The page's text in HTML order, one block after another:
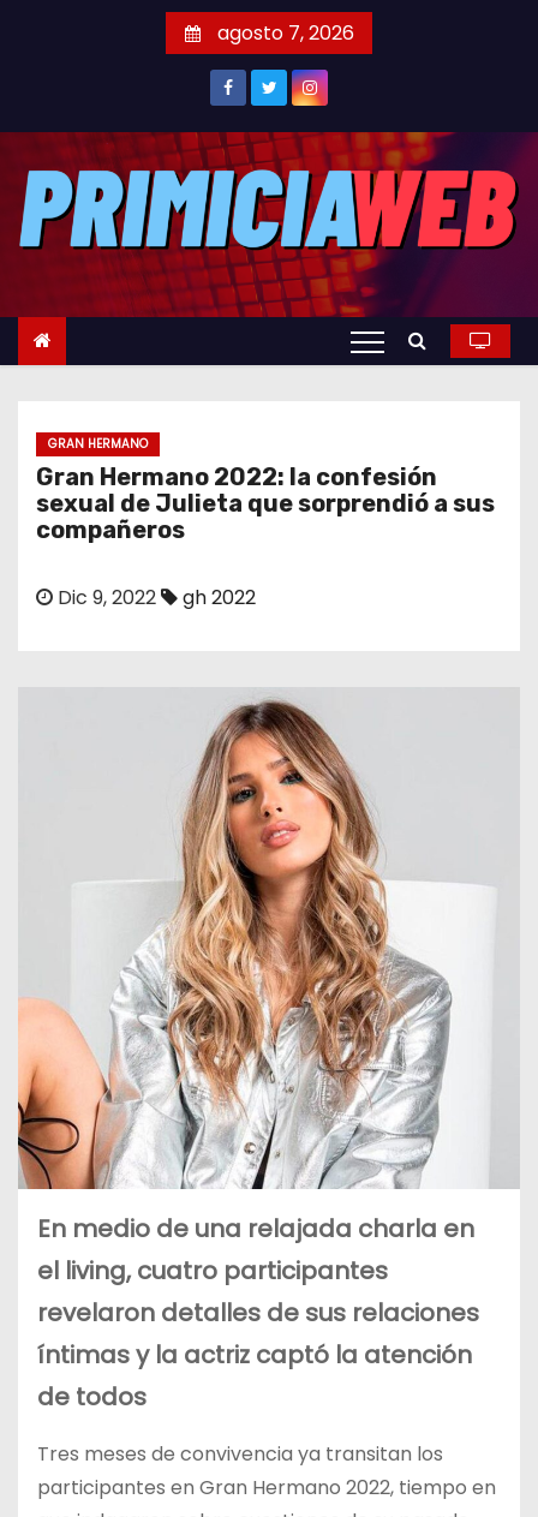
o
agosto 7, 2026
GRAN HERMANO
Gran Hermano 2022: la confesión
sexual de Julieta que sorprendió a sus
compañeros
Dic 9, 2022 gh 2022
En medio de una relajada charla en
el living, cuatro participantes
revelaron detalles de sus relaciones
íntimas y la actriz captó la atención
de todos
Tres meses de convivencia ya transitan los
participantes en Gran Hermano 2022, tiempo en